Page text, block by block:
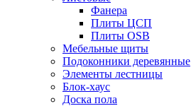
Фанера
Плиты ЦСП
Плиты OSB
Мебельные щиты
Подоконники деревянные
Элементы лестницы
Блок-хаус
Доска пола